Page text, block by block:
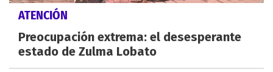
ATENCIÓN
Preocupación extrema: el desesperante
estado de Zulma Lobato